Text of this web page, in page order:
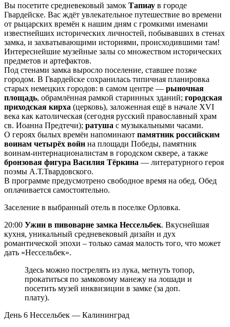
Вы посетите средневековый замок Тапиау в городе
Гвардейске. Вас ждёт увлекательное путешествие во времени
от рыцарских времён к нашим дням с громкими именами
известнейших исторических личностей, побывавших в стенах
замка, и захватывающими историями, происходившими там!
Интереснейшие музейные залы со множеством исторических
предметов и артефактов.
Под стенами замка выросло поселение, ставшее позже
городом. В Гвардейске сохранилась типичная планировка
старых немецких городов: в самом центре — рыночная
площадь, обрамлённая рамкой старинных зданий; городская
приходская кирха (церковь), заложенная ещё в начале XVI
века как католическая (сегодня русский православный храм
св. Иоанна Предтечи); ратуша с музыкальными часами.
О героях былых времён напоминают памятник российским
воинам четырёх войн на площади Победы, памятник
воинам-интернационалистам в городском сквере, а также
бронзовая фигура Василия Тёркина — литературного героя
поэмы А.Т.Твардовского.
В программе предусмотрено свободное время на обед. Обед
оплачивается самостоятельно.
Заселение в выбранный отель в поселке Орловка.
20:00 Ужин в пивоварне замка Нессельбек. Вкуснейшая
кухня, уникальный средневековый дизайн и дух
романтической эпохи – только самая малость того, что может
дать «Нессельбек».
Здесь можно пострелять из лука, метнуть топор,
прокатиться по замковому манежу на лошади и
посетить музей инквизиции в замке (за доп.
плату).
День 6 Нессельбек — Калининград